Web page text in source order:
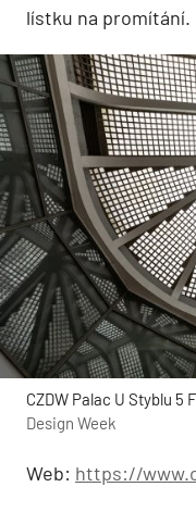
lístku na promítání.
CZDW Palac U Styblu 5
Design Week
Web: https://